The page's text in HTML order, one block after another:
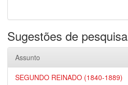
Sugestões de pesquisa
Assunto
SEGUNDO REINADO (1840-1889)